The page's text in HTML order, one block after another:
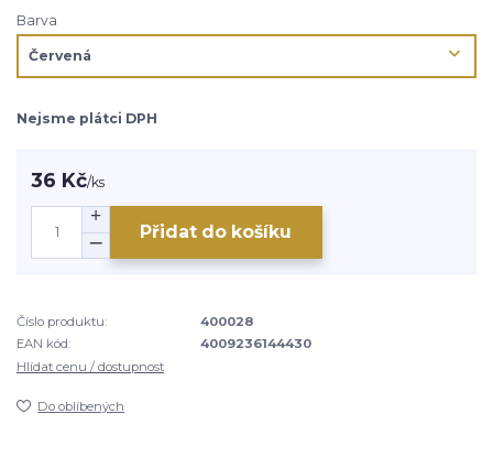
Barva
Nejsme plátci DPH
36 Kč/ks
Přidat do košíku
Číslo produktu:
400028
EAN kód:
4009236144430
Hlídat cenu / dostupnost
Do oblíbených